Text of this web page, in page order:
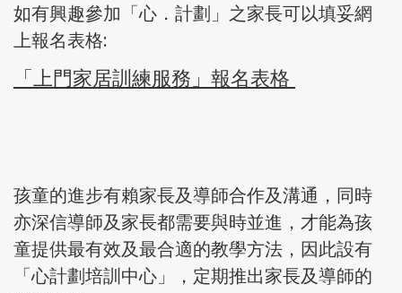
如有興趣參加「心．計劃」之家長可以填妥網
上報名表格:
「上門家居訓練服務」報名表格
孩童的進步有賴家長及導師合作及溝通，同時
亦深信導師及家長都需要與時並進，才能為孩
童提供最有效及最合適的教學方法，因此設有
「心計劃培訓中心」，定期推出家長及導師的